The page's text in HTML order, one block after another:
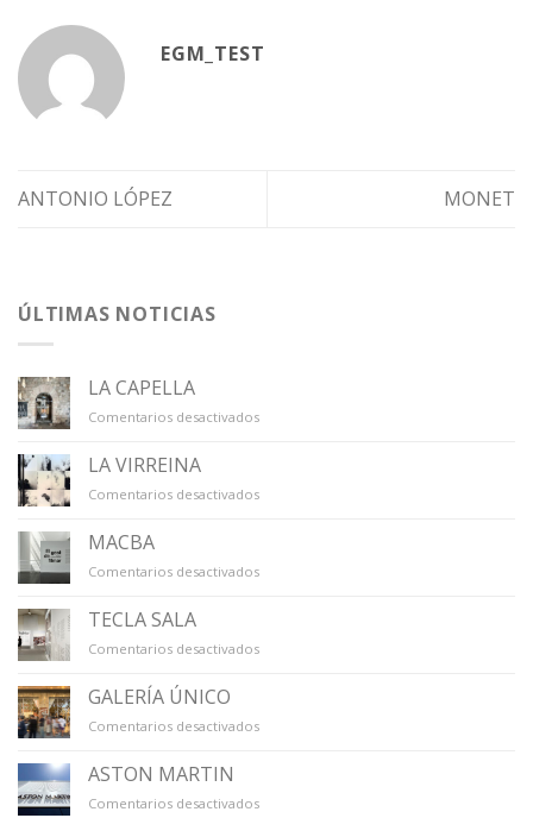
EGM_TEST
ANTONIO LÓPEZ MONET
ÚLTIMAS NOTICIAS
LA CAPELLA
Comentarios desactivadosen
LA VIRREINA
Comentarios desactivadosen
MACBA
Comentarios desactivadosen
TECLA SALA
Comentarios desactivadosen
GALERÍA ÚNICO
Comentarios desactivadosen
ASTON MARTIN
Comentarios desactivadosen